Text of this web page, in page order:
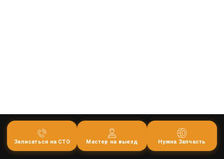
Записаться на СТО Мастер на выезд Нужна Запчасть